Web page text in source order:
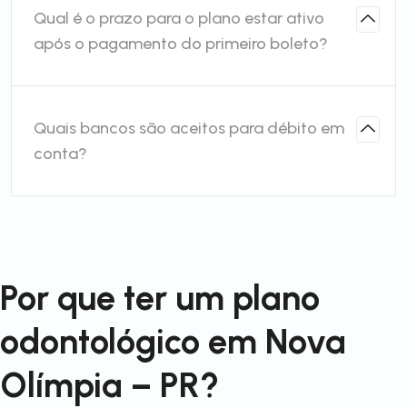
Qual é o prazo para o plano estar ativo
após o pagamento do primeiro boleto?
Quais bancos são aceitos para débito em
conta?
Por que ter um plano
odontológico em Nova
Olímpia – PR?